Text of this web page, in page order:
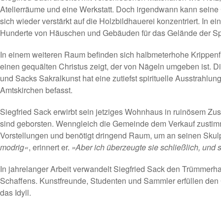
Atelierräume und eine Werkstatt. Doch irgendwann kann
sich wieder verstärkt auf die Holzbildhauerei konzentriert. In
Hunderte von Häuschen und Gebäuden für das Gelände der
In einem weiteren Raum befinden sich halbmeterhohe
einen gequälten Christus zeigt, der von Nägeln umgeben ist.
und Sacks Sakralkunst hat eine zutiefst spirituelle
Amtskirchen befasst.
Siegfried Sack erwirbt sein jetziges Wohnhaus in ruinösem
sind geborsten. Wenngleich die Gemeinde dem Verkauf
Vorstellungen und benötigt dringend Raum, um an seinen
modrig«, erinnert er. »Aber ich überzeugte sie schließlich, und
In jahrelanger Arbeit verwandelt Siegfried Sack den
Schaffens. Kunstfreunde, Studenten und Sammler erfüllen
das Idyll.